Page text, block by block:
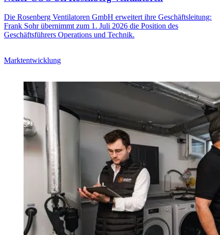
Die Rosenberg Ventilatoren GmbH erweitert ihre Geschäftsleitung:
Frank Sohr übernimmt zum 1. Juli 2026 die Position des
Geschäftsführers Operations und Technik.
Marktentwicklung